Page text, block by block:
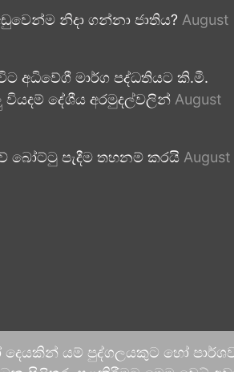
නිදා ගන්නා ජාතිය? August
අධිවේගී මාර්ග පද්ධතියට කි.මී.
වියදම් දේශීය අරමුදල්වලින් August
බෝට්ටු පැදීම තහනම් කරයි August
දෙයකින් යම් පුද්ගලයකුට හෝ